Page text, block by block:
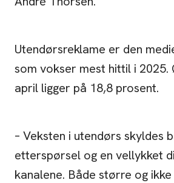
Utendørsreklame er den
som vokser mest hittil i 2025.
april ligger på 18,8 prosent.
– Veksten i utendørs skyldes
etterspørsel og en vellykket
kanalene. Både større og